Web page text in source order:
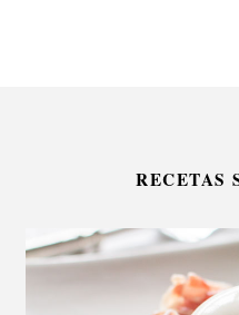
RECETAS